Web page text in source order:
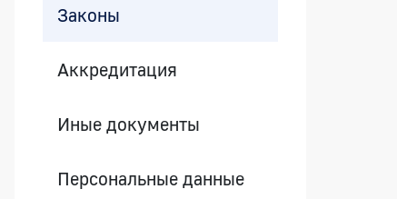
Законы
Аккредитация
Иные документы
Персональные данные